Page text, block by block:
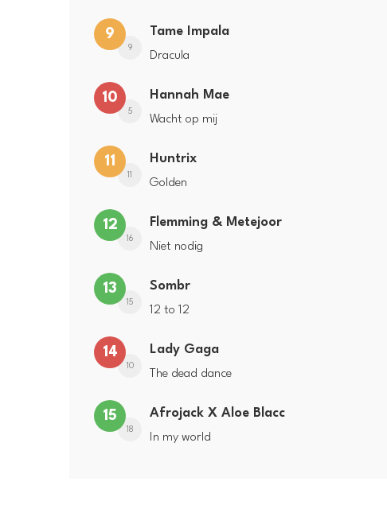
9
9
Tame Impala
Dracula
10
5
Hannah Mae
Wacht op mij
11
11
Huntrix
Golden
12
16
Flemming & Metejoor
Niet nodig
13
15
Sombr
12 to 12
14
10
Lady Gaga
The dead dance
15
18
Afrojack X Aloe Blacc
In my world